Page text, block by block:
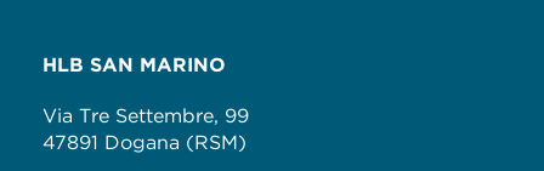
HLB SAN MARINO
Via Tre Settembre, 99
47891 Dogana (RSM)